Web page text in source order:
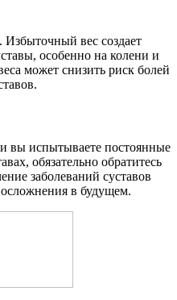
вес создает
особенно на колени и
может снизить риск болей
вы испытываете постоянные
обязательно обратитесь
заболеваний суставов
осложнения в будущем.